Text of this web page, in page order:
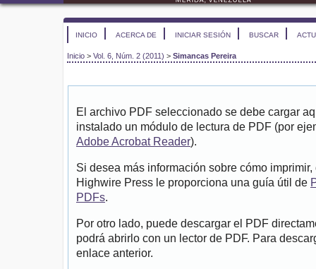
INICIO ACERCA DE INICIAR SESIÓN BUSCAR
Inicio > Vol. 6, Núm. 2 (2011) > Simancas Pereira
El archivo PDF seleccionado se debe cargar
instalado un módulo de lectura de PDF (por
Adobe Acrobat Reader).
Si desea más información sobre cómo
Highwire Press le proporciona una guía útil de
PDFs.
Por otro lado, puede descargar el PDF
podrá abrirlo con un lector de PDF. Para
enlace anterior.